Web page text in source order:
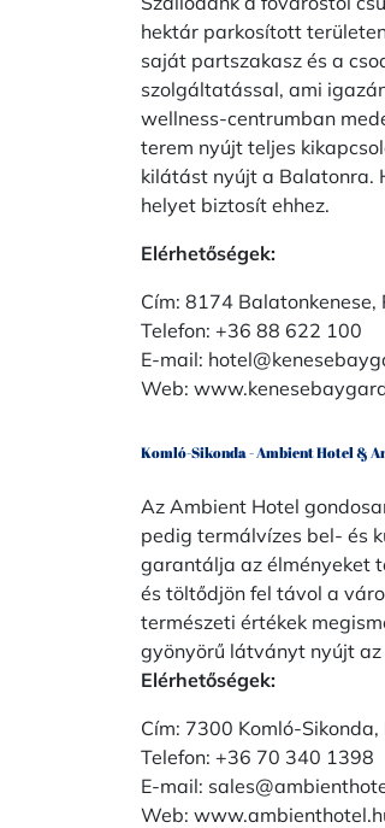
hektár parkosított
saját partszakasz és a
szolgáltatással, ami
wellness-centrumban
terem nyújt teljes
kilátást nyújt a Balatonra.
helyet biztosít ehhez.
Elérhetőségek:
Cím: 8174
Telefon: +36 88 622 100
E-mail:
Web:
Komló-Sikonda - Ambient Hotel &
Az Ambient Hotel
pedig termálvízes bel- és
garantálja az élményeket
és töltődjön fel távol a
természeti értékek
gyönyörű látványt nyújt
Elérhetőségek:
Cím: 7300 Komló-Sikonda,
Telefon: +36 70 340 1398
E-mail:
Web: